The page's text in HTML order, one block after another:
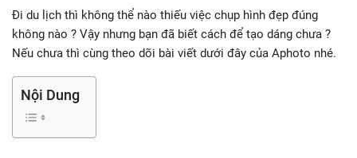
Đi du lịch thì không thể nào thiếu việc chụp hình đẹp đúng
không nào ? Vậy nhưng bạn đã biết cách để tạo dáng chưa ?
Nếu chưa thì cùng theo dõi bài viết dưới đây của Aphoto nhé.
Nội Dung